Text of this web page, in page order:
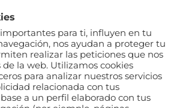
importantes para ti, influyen en tu
nos ayudan a proteger tu
realizar las peticiones que nos
de la web. Utilizamos cookies
para analizar nuestros servicios
relacionada con tus
a un perfil elaborado con tus